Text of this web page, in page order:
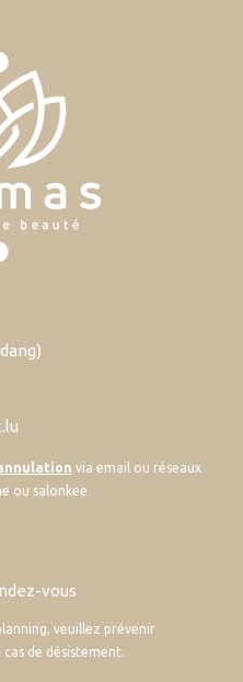
via email ou réseaux
ou salonkee
vous
veuillez prévenir
de désistement.